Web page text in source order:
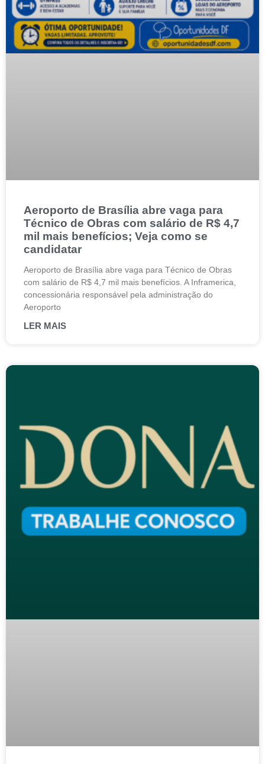
Aeroporto de Brasília abre vaga para
Técnico de Obras com salário de R$ 4,7
mil mais benefícios; Veja como se
candidatar
Aeroporto de Brasília abre vaga para Técnico de Obras
com salário de R$ 4,7 mil mais benefícios. A Inframerica,
concessionária responsável pela administração do
Aeroporto
LER MAIS